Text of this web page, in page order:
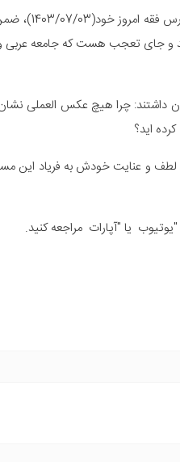
آیت الله
و جای تعجب هست که جامعه عربی
داشتند: چرا هیچ عکس العملی
اید؟
لطف و عنایت خودش به فریاد این
یا "آپارات مراجعه کنید.